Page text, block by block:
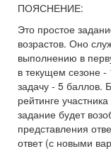
ПОЯСНЕНИЕ:
Это простое
возрастов. Оно
выполнению в
в текущем сезоне
задачу - 5 баллов.
рейтинге
задание будет
представления
ответ (с новыми